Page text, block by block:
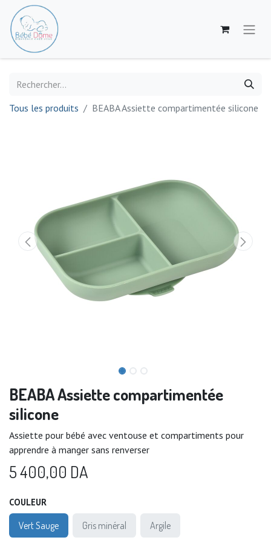
Tous les produits BEABA Assiette compartimentée silicone
BEABA Assiette compartimentée
silicone
Assiette pour bébé avec ventouse et compartiments pour
apprendre à manger sans renverser
5 400,00 DA
COULEUR
Vert Sauge Gris minéral Argile